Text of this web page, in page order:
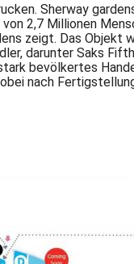
Sherway
2,7 Millionen
zeigt. Das Objekt
darunter Saks
bevölkertes
nach